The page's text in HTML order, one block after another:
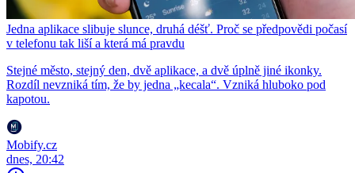
Jedna aplikace slibuje slunce, druhá déšť. Proč se předpovědi počasí
v telefonu tak liší a která má pravdu
Stejné město, stejný den, dvě aplikace, a dvě úplně jiné ikonky.
Rozdíl nevzniká tím, že by jedna „kecala“. Vzniká hluboko pod
kapotou.
Mobify.cz
dnes, 20:42